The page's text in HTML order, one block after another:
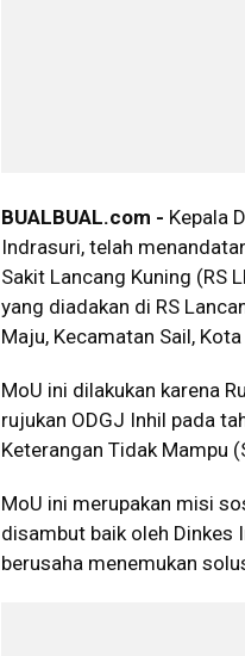
BUALBUAL.com - Kepala
Indrasuri, telah
Sakit Lancang Kuning (RS
yang diadakan di RS
Maju, Kecamatan Sail,
MoU ini dilakukan karena
rujukan ODGJ Inhil pada
Keterangan Tidak Mampu
MoU ini merupakan misi
disambut baik oleh Dinkes
berusaha menemukan